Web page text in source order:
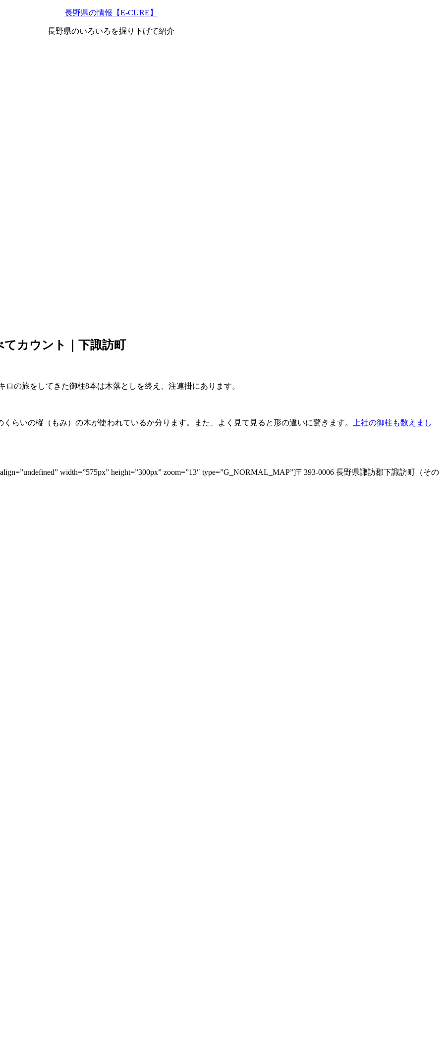
長野県の情報【E-CURE】
長野県のいろいろを掘り下げて紹介
てカウント｜下諏訪町
の旅をしてきた御柱8本は木落としを終え、注連掛にあります。
らいの樅（もみ）の木が使われているか分ります。また、よく見て見ると形の違いに驚きます。
上社の御柱も数えまし
align=”undefined” width=”575px” height=”300px” zoom=”13″ type=”G_NORMAL_MAP”]〒393-0006 長野県諏訪郡下諏訪町（その